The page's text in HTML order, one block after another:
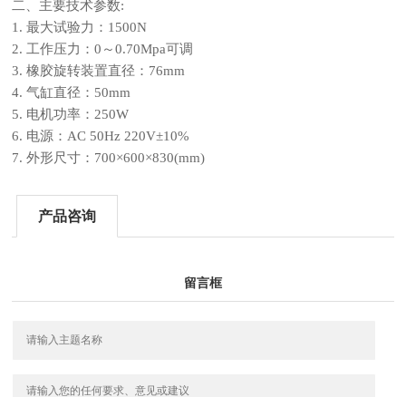
二、主要技术参数:
1.最大试验力：1500N
2. 工作压力：0～0.70Mpa可调
3.橡胶旋转装置直径： 76mm
4.气缸直径： 50mm
5. 电机功率：250W
6. 电源：AC 50Hz 220V±10%
7.外形尺寸：700×600×830(mm)
产品咨询
留言框